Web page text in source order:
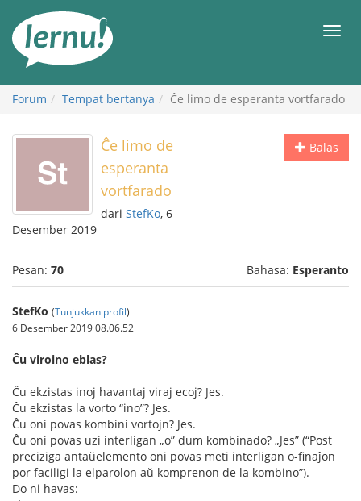
daftar
Forum Tempat bertanya Ĉe limo de esperanta vortfarado
Balas
Ĉe limo de
esperanta
vortfarado
dari StefKo, 6
Desember 2019
Pesan: 70 Bahasa: Esperanto
StefKo (Tunjukkan profil)
6 Desember 2019 08.06.52
Ĉu viroino eblas?
Ĉu ekzistas inoj havantaj viraj ecoj? Jes.
Ĉu ekzistas la vorto “ino”? Jes.
Ĉu oni povas kombini vortojn? Jes.
Ĉu oni povas uzi interligan „o” dum kombinado? „Jes” (“Post
preciziga antaŭelemento oni povas meti interligan o-finaĵon
por faciligi la elparolon aŭ komprenon de la kombino”).
Do ni havas: